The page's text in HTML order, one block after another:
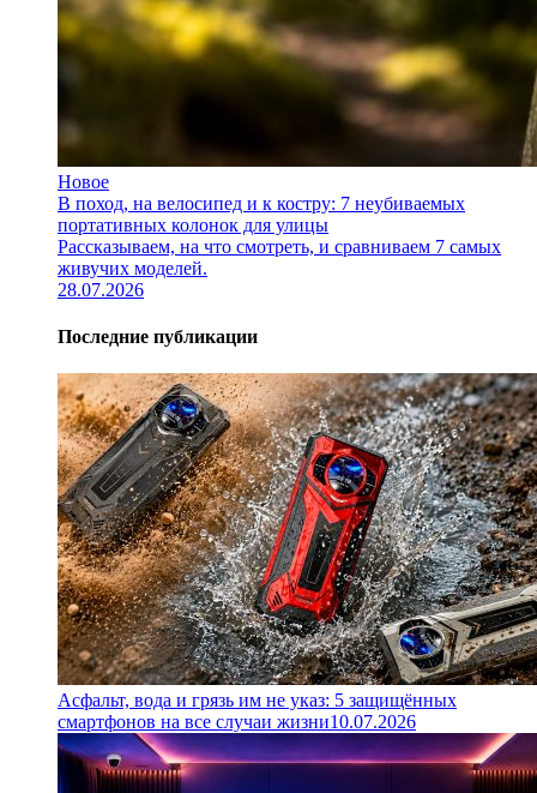
Новое
В поход, на велосипед и к костру: 7 неубиваемых
портативных колонок для улицы
Рассказываем, на что смотреть, и сравниваем 7 самых
живучих моделей.
28.07.2026
Последние публикации
Асфальт, вода и грязь им не указ: 5 защищённых
смартфонов на все случаи жизни10.07.2026